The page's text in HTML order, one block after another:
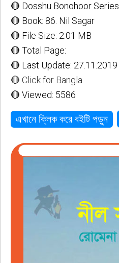
🔴 Dosshu Bonohoor Series
🔴 Book: 86. Nil Sagar
🔴 File Size: 2.01 MB
🔴 Total Page:
🔴 Last Update: 27.11.2019
🔴 Click for Bangla
🔴 Viewed: 5586
এখানে ক্লিক করে বইটি পড়ুন